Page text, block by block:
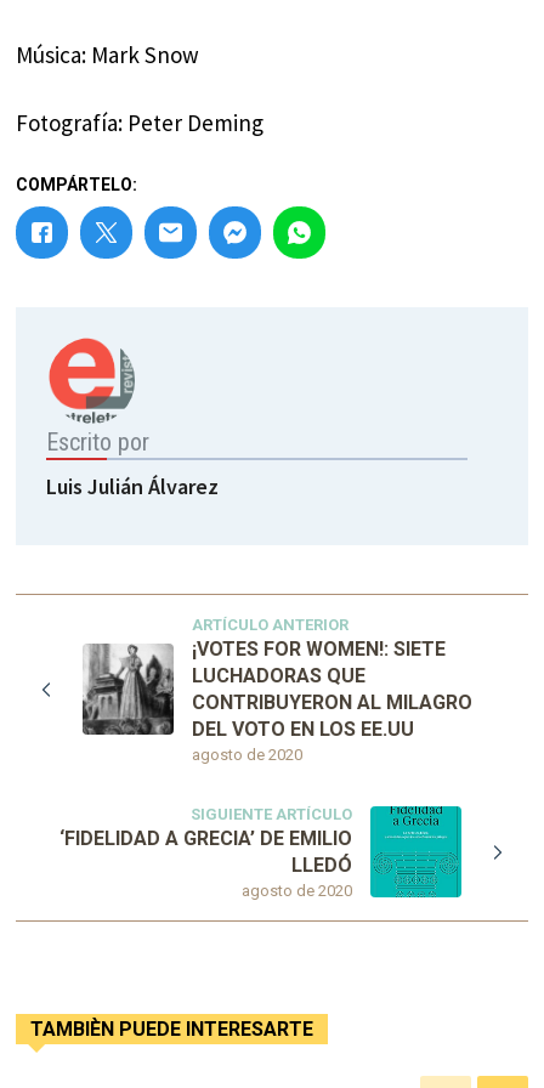
Música: Mark Snow
Fotografía: Peter Deming
COMPÁRTELO:
Escrito por
Luis Julián Álvarez
ARTÍCULO ANTERIOR
agosto de 2020
¡VOTES FOR WOMEN!: SIETE
LUCHADORAS QUE
CONTRIBUYERON AL MILAGRO
DEL VOTO EN LOS EE.UU
SIGUIENTE ARTÍCULO
agosto de 2020
‘FIDELIDAD A GRECIA’ DE EMILIO
LLEDÓ
TAMBIÈN PUEDE INTERESARTE